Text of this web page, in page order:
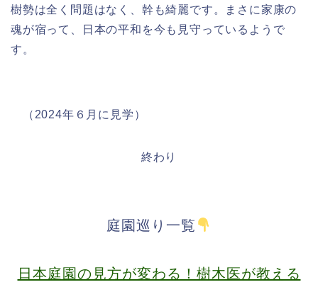
樹勢は全く問題はなく、幹も綺麗です。まさに家康の
魂が宿って、日本の平和を今も見守っているようで
す。
（2024年６月に見学）
終わり
庭園巡り一覧
日本庭園の見方が変わる！樹木医が教える